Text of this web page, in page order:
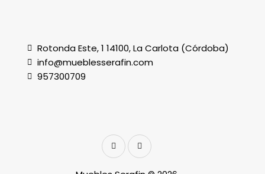
Rotonda Este, 1 14100, La Carlota (Córdoba)
info@mueblesserafin.com
957300709